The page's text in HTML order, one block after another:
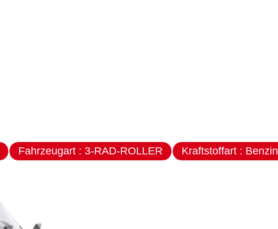
Fahrzeugart : 3-RAD-ROLLER
Kraftstoffart : Benzin